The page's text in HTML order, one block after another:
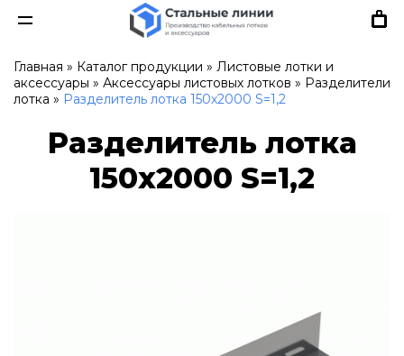
Главная » Каталог продукции » Листовые лотки и
аксессуары » Аксессуары листовых лотков » Разделители
лотка » Разделитель лотка 150х2000 S=1,2
Разделитель лотка
150х2000 S=1,2